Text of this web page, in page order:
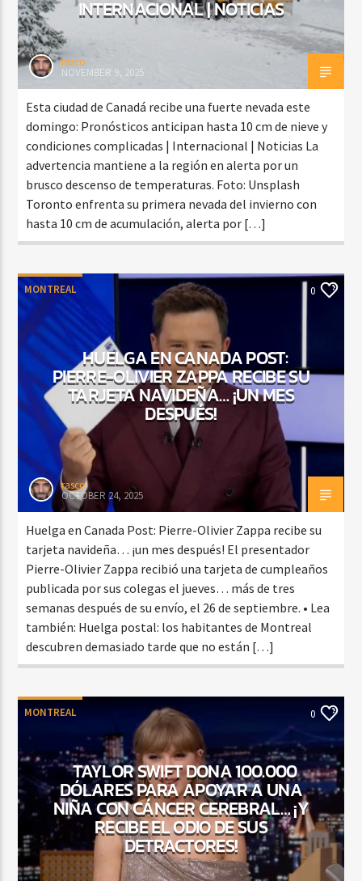
INTERNACIONAL | NOTICIAS
rasco
NOVEMBER 9, 2025
Esta ciudad de Canadá recibe una fuerte nevada este
domingo: Pronósticos anticipan hasta 10 cm de nieve y
condiciones complicadas | Internacional | Noticias La
advertencia mantiene a la región en alerta por un
brusco descenso de temperaturas. Foto: Unsplash
Toronto enfrenta su primera nevada del invierno con
hasta 10 cm de acumulación, alerta por […]
MONTREAL 0
HUELGA EN CANADA POST:
PIERRE-OLIVIER ZAPPA RECIBE SU
TARJETA NAVIDEÑA… ¡UN MES
DESPUÉS!
rasco
OCTOBER 24, 2025
Huelga en Canada Post: Pierre-Olivier Zappa recibe su
tarjeta navideña… ¡un mes después! El presentador
Pierre-Olivier Zappa recibió una tarjeta de cumpleaños
publicada por sus colegas el jueves… más de tres
semanas después de su envío, el 26 de septiembre. • Lea
también: Huelga postal: los habitantes de Montreal
descubren demasiado tarde que no están […]
MONTREAL 0
TAYLOR SWIFT DONA 100.000
DÓLARES PARA APOYAR A UNA
NIÑA CON CÁNCER CEREBRAL… ¡Y
RECIBE EL ODIO DE SUS
DETRACTORES!